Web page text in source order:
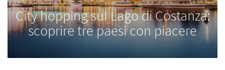
City hopping sul Lago di Costanza:
scoprire tre paesi con piacere